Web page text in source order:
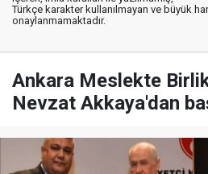
Türkçe karakter kullanılmayan ve büyük
onaylanmamaktadır.
Ankara Meslekte
Nevzat Akkaya'dan